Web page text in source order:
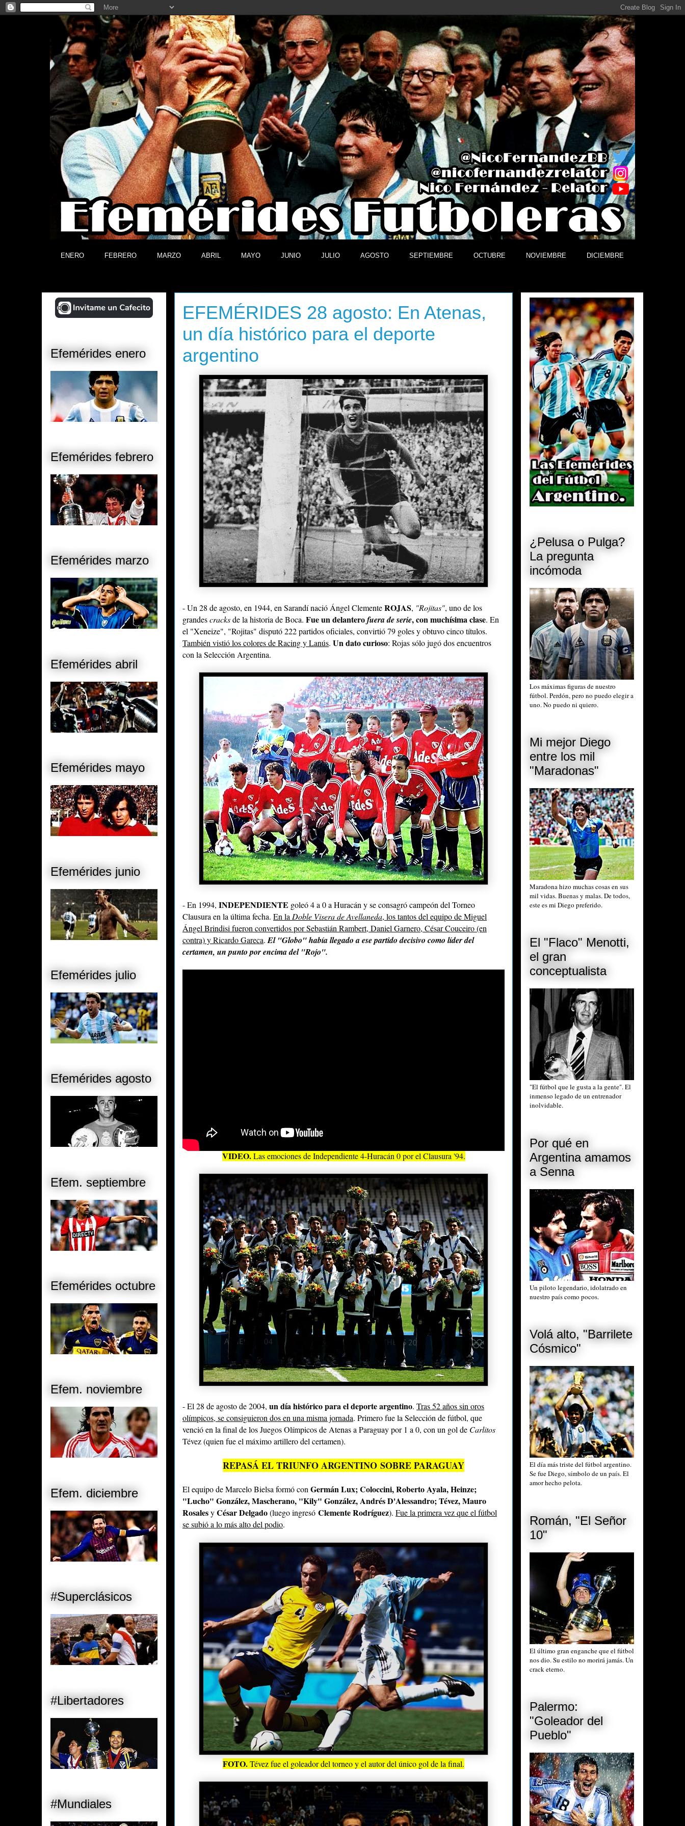
ENERO FEBRERO MARZO ABRIL MAYO JUNIO JULIO AGOSTO SEPTIEMBRE OCTUBRE NOVIEMBRE DICIEMBRE
EFEMÉRIDES 28 agosto: En Atenas,
un día histórico para el deporte
argentino
- Un 28 de agosto, en 1944, en Sarandí nació Ángel ClementeROJAS, "Rojitas", uno de los
grandescracksde la historia de Boca. Fue un delanterofuera de serie, con muchísima clase. En
el "Xeneize", "Rojitas" disputó 222 partidos oficiales, convirtió 79 goles y obtuvo cinco títulos.
También vistió los colores de Racing y Lanús. Un dato curioso: Rojas sólo jugó dos encuentros
con la Selección Argentina.
- En 1994, INDEPENDIENTE goleó 4 a 0 a Huracán y se consagró campeón del Torneo
Clausura en la última fecha. En la Doble Visera de Avellaneda, los tantos del equipo de Miguel
Ángel Brindisi fueron convertidos por Sebastián Rambert, Daniel Garnero, César Couceiro (en
contra) y Ricardo Gareca. El "Globo" había llegado a ese partido decisivo como líder del
certamen, un punto por encima del "Rojo".
VIDEO.Las emociones de Independiente 4-Huracán 0 por el Clausura '94.
- El 28 de agosto de 2004, un día histórico para el deporte argentino. Tras 52 años sin oros
olímpicos, se consiguieron dos en una misma jornada. Primero fue la Selección de fútbol, que
venció en la final de los Juegos Olímpicos de Atenas a Paraguay por 1 a 0, con un gol de Carlitos
Tévez (quien fue el máximo artillero del certamen).
REPASÁ EL TRIUNFO ARGENTINO SOBRE PARAGUAY
El equipo de Marcelo Bielsa formó con Germán Lux; Coloccini, Roberto Ayala, Heinze;
"Lucho" González, Mascherano, "Kily" González, Andrés D'Alessandro; Tévez, Mauro
RosalesyCésar Delgado(luego ingresó Clemente Rodríguez). Fue la primera vez que el fútbol
se subió a lo más alto del podio.
FOTO.Tévez fue el goleador del torneo y el autor del único gol de la final.
Efemérides enero
Efemérides febrero
Efemérides marzo
Efemérides abril
Efemérides mayo
Efemérides junio
Efemérides julio
Efemérides agosto
Efem. septiembre
Efemérides octubre
Efem. noviembre
Efem. diciembre
#Superclásicos
#Libertadores
#Mundiales
¿Pelusa o Pulga?
La pregunta
incómoda
Los máximas figuras de nuestro
fútbol. Perdón, pero no puedo elegir a
uno. No puedo ni quiero.
Mi mejor Diego
entre los mil
"Maradonas"
Maradona hizo muchas cosas en sus
mil vidas. Buenas y malas. De todos,
este es mi Diego preferido.
El "Flaco" Menotti,
el gran
conceptualista
"El fútbol que le gusta a la gente". El
inmenso legado de un entrenador
inolvidable.
Por qué en
Argentina amamos
a Senna
Un piloto legendario, idolatrado en
nuestro país como pocos.
Volá alto, "Barrilete
Cósmico"
El día más triste del fútbol argentino.
Se fue Diego, símbolo de un país. El
amor hecho pelota.
Román, "El Señor
10"
El último gran enganche que el fútbol
nos dio. Su estilo no morirá jamás. Un
crack eterno.
Palermo:
"Goleador del
Pueblo"